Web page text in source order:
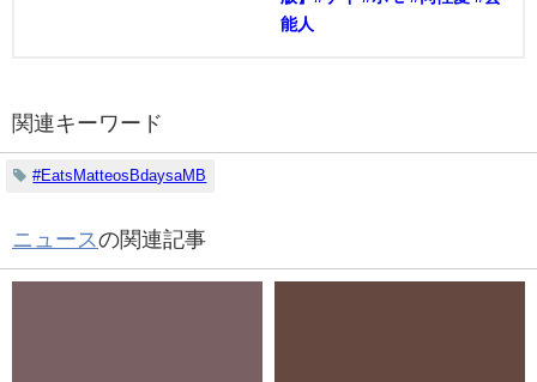
能人
関連キーワード
#EatsMatteosBdaysaMB
ニュースの関連記事